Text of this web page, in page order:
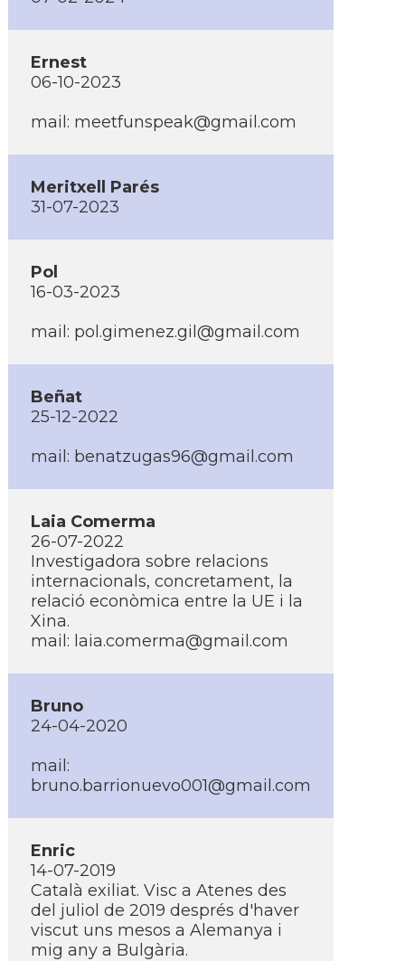
Ernest
06-10-2023
mail: meetfunspeak@gmail.com
Meritxell Parés
31-07-2023
Pol
16-03-2023
mail: pol.gimenez.gil@gmail.com
Beñat
25-12-2022
mail: benatzugas96@gmail.com
Laia Comerma
26-07-2022
Investigadora sobre relacions
internacionals, concretament, la
relació econòmica entre la UE i la
Xina.
mail: laia.comerma@gmail.com
Bruno
24-04-2020
mail:
bruno.barrionuevo001@gmail.com
Enric
14-07-2019
Català exiliat. Visc a Atenes des
del juliol de 2019 després d'haver
viscut uns mesos a Alemanya i
mig any a Bulgària.